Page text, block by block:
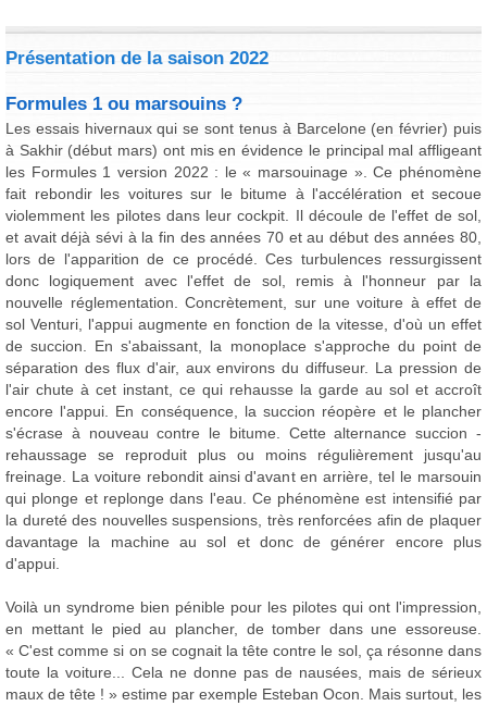
Présentation de la saison 2022
Formules 1 ou marsouins ?
Les essais hivernaux qui se sont tenus à Barcelone (en février) puis
à Sakhir (début mars) ont mis en évidence le principal mal affligeant
les Formules 1 version 2022 : le « marsouinage ». Ce phénomène
fait rebondir les voitures sur le bitume à l'accélération et secoue
violemment les pilotes dans leur cockpit. Il découle de l'effet de sol,
et avait déjà sévi à la fin des années 70 et au début des années 80,
lors de l'apparition de ce procédé. Ces turbulences ressurgissent
donc logiquement avec l'effet de sol, remis à l'honneur par la
nouvelle réglementation. Concrètement, sur une voiture à effet de
sol Venturi, l'appui augmente en fonction de la vitesse, d'où un effet
de succion. En s'abaissant, la monoplace s'approche du point de
séparation des flux d'air, aux environs du diffuseur. La pression de
l'air chute à cet instant, ce qui rehausse la garde au sol et accroît
encore l'appui. En conséquence, la succion réopère et le plancher
s'écrase à nouveau contre le bitume. Cette alternance succion -
rehaussage se reproduit plus ou moins régulièrement jusqu'au
freinage. La voiture rebondit ainsi d'avant en arrière, tel le marsouin
qui plonge et replonge dans l'eau. Ce phénomène est intensifié par
la dureté des nouvelles suspensions, très renforcées afin de plaquer
davantage la machine au sol et donc de générer encore plus
d'appui.
Voilà un syndrome bien pénible pour les pilotes qui ont l'impression,
en mettant le pied au plancher, de tomber dans une essoreuse.
« C'est comme si on se cognait la tête contre le sol, ça résonne dans
toute la voiture... Cela ne donne pas de nausées, mais de sérieux
maux de tête ! » estime par exemple Esteban Ocon. Mais surtout, les